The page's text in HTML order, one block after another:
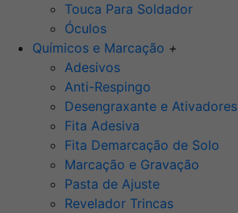
Touca Para Soldador
Óculos
Químicos e Marcação +
Adesivos
Anti-Respingo
Desengraxante e Ativadores
Fita Adesiva
Fita Demarcação de Solo
Marcação e Gravação
Pasta de Ajuste
Revelador Trincas